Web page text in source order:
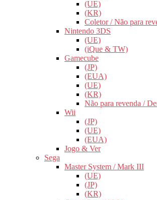
(UE)
(KR)
Coletor / Não para
Nintendo 3DS
(UE)
(iQue & TW)
Gamecube
(JP)
(EUA)
(UE)
(KR)
Não para revenda /
Wii
(JP)
(UE)
(EUA)
Jogo & Ver
Sega
Master System / Mark III
(UE)
(JP)
(KR)